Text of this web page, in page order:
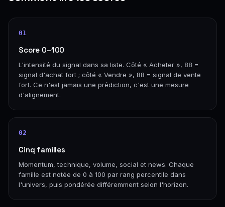
01
Score 0–100
L'intensité du signal dans sa liste. Côté « Acheter », 88 =
signal d'achat fort ; côté « Vendre », 88 = signal de vente
fort. Ce n'est jamais une prédiction, c'est une mesure
d'alignement.
02
Cinq familles
Momentum, technique, volume, social et news. Chaque
famille est notée de 0 à 100 par rang percentile dans
l'univers, puis pondérée différemment selon l'horizon.